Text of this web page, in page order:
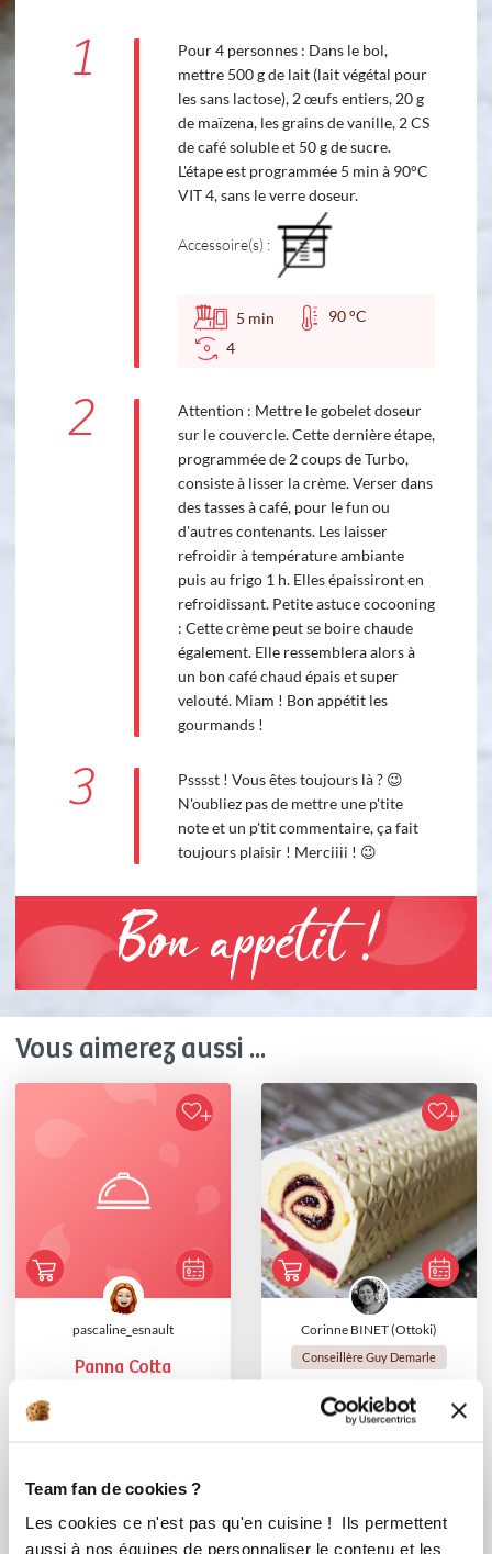
Team fan de cookies ?
Les cookies ce n'est pas qu'en cuisine ! Ils permettent
aussi à nos équipes de personnaliser le contenu et les
1
Pour 4 personnes : Dans le bol,
mettre 500 g de lait (lait végétal pour
les sans lactose), 2 œufs entiers, 20 g
de maïzena, les grains de vanille, 2 CS
de café soluble et 50 g de sucre.
L'étape est programmée 5 min à 90°C
VIT 4, sans le verre doseur.
Accessoire(s) :
5 min
90 °C
4
2
Attention : Mettre le gobelet doseur
sur le couvercle. Cette dernière étape,
programmée de 2 coups de Turbo,
consiste à lisser la crème. Verser dans
des tasses à café, pour le fun ou
d'autres contenants. Les laisser
refroidir à température ambiante
puis au frigo 1 h. Elles épaissiront en
refroidissant. Petite astuce cocooning
: Cette crème peut se boire chaude
également. Elle ressemblera alors à
un bon café chaud épais et super
velouté. Miam ! Bon appétit les
gourmands !
3
Psssst ! Vous êtes toujours là ? 😉
N'oubliez pas de mettre une p'tite
note et un p'tit commentaire, ça fait
toujours plaisir ! Merciiii ! 😉
Bon appétit !
Vous aimerez aussi ...
pascaline_esnault
Panna Cotta
Corinne BINET (Ottoki)
Conseillère Guy Demarle
🍥 Bûche légère
vanille framboise